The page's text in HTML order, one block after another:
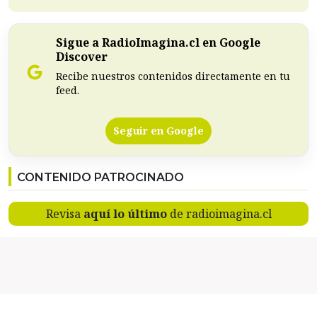
Sigue a RadioImagina.cl en Google
Discover
Recibe nuestros contenidos directamente en tu
feed.
Seguir en Google
CONTENIDO PATROCINADO
Revisa aquí lo últimode radioimagina.cl